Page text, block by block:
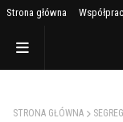
Strona główna
STRONA GŁÓWNA